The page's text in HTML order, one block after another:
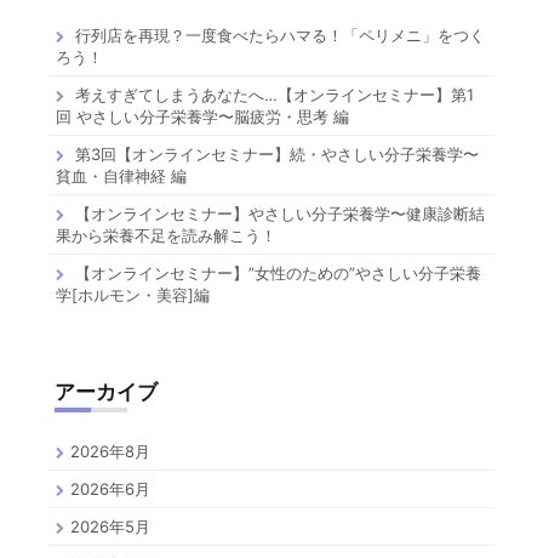
行列店を再現？一度食べたらハマる！「ペリメニ」をつく
ろう！
考えすぎてしまうあなたへ…【オンラインセミナー】第1
回 やさしい分子栄養学〜脳疲労・思考 編
第3回【オンラインセミナー】続・やさしい分子栄養学〜
貧血・自律神経 編
【オンラインセミナー】やさしい分子栄養学〜健康診断結
果から栄養不足を読み解こう！
【オンラインセミナー】”女性のための”やさしい分子栄養
学[ホルモン・美容]編
アーカイブ
2026年8月
2026年6月
2026年5月